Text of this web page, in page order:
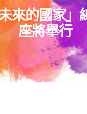
來的國家」
座將舉行